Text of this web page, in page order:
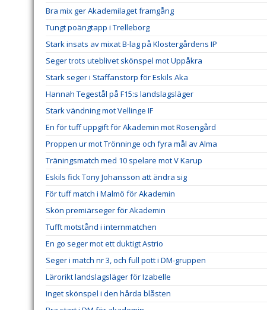
Bra mix ger Akademilaget framgång
Tungt poängtapp i Trelleborg
Stark insats av mixat B-lag på Klostergårdens IP
Seger trots uteblivet skönspel mot Uppåkra
Stark seger i Staffanstorp för Eskils Aka
Hannah Tegestål på F15:s landslagsläger
Stark vändning mot Vellinge IF
En för tuff uppgift för Akademin mot Rosengård
Proppen ur mot Trönninge och fyra mål av Alma
Träningsmatch med 10 spelare mot V Karup
Eskils fick Tony Johansson att ändra sig
För tuff match i Malmö för Akademin
Skön premiärseger för Akademin
Tufft motstånd i internmatchen
En go seger mot ett duktigt Astrio
Seger i match nr 3, och full pott i DM-gruppen
Lärorikt landslagsläger för Izabelle
Inget skönspel i den hårda blåsten